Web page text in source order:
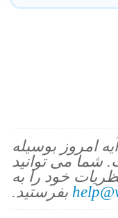
امروز بوسیله
شما می توانید
خود را به
بفرستید.